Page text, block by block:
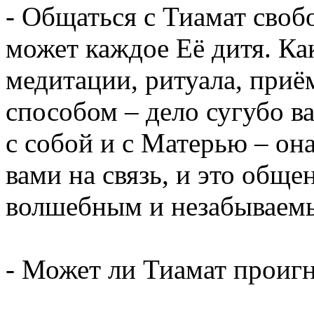
- Общаться с Тиамат
может каждое Её дитя.
медитации, ритуала,
способом – дело сугубо
с собой и с Матерью –
вами на связь, и это
волшебным и
- Может ли Тиамат